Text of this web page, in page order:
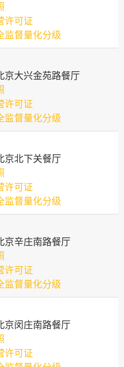
许可证
监督量化分级
京大兴金苑路餐厅
许可证
监督量化分级
京北下关餐厅
许可证
监督量化分级
京辛庄南路餐厅
许可证
监督量化分级
京闵庄南路餐厅
许可证